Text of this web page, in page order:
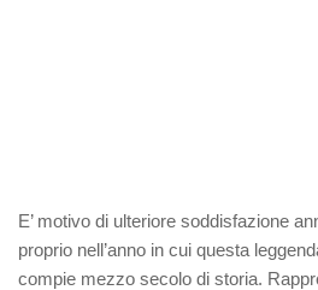
E’ motivo di ulteriore soddisfazione
proprio nell’anno in cui questa
compie mezzo secolo di storia.